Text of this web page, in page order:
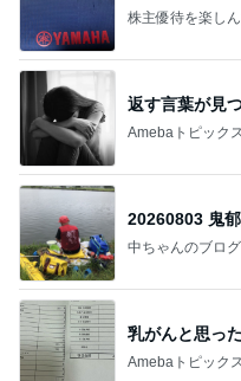
株主優待を楽し
返す言葉が見
Amebaトピックス
中ちゃんのブログ
乳がんと思っ
Amebaトピックス